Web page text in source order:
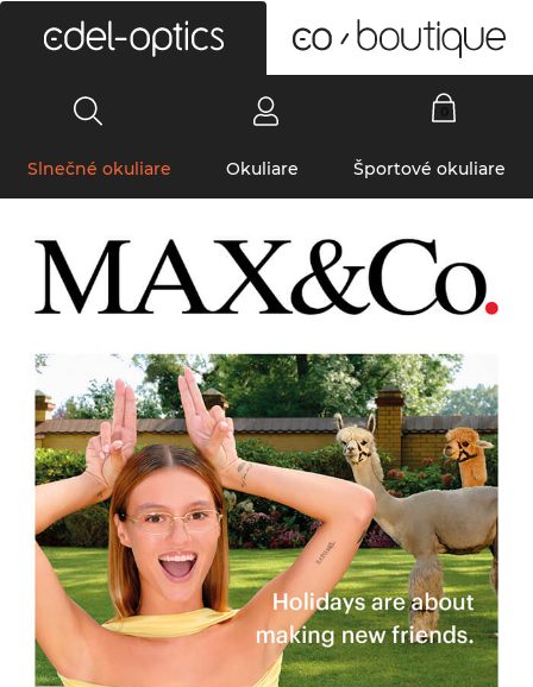
Slnečné okuliare Okuliare Športové okuliare